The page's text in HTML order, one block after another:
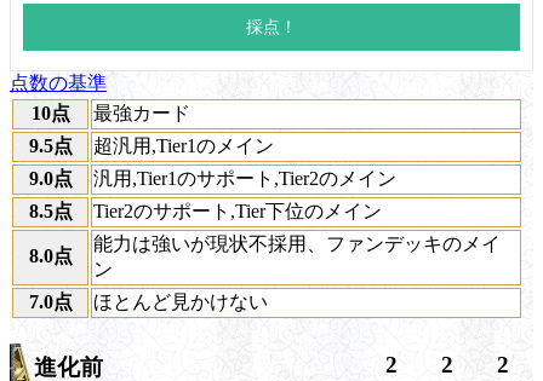
点数の基準
10点
最強カード
9.5点
超汎用,Tier1のメイン
9.0点
汎用,Tier1のサポート,Tier2のメイン
8.5点
Tier2のサポート,Tier下位のメイン
8.0点
能力は強いが現状不採用、ファンデッキのメイ
ン
7.0点
ほとんど見かけない
進化前 2 2 2